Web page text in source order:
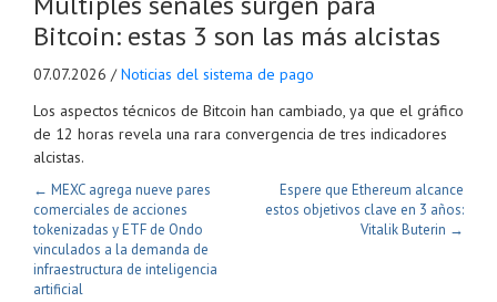
Bitcoin: estas 3 son las más alcistas
07.07.2026 /Noticias del sistema de pago
Los aspectos técnicos de Bitcoin han cambiado, ya que el gráfico
de 12 horas revela una rara convergencia de tres indicadores
alcistas.
← MEXC agrega nueve pares
comerciales de acciones
tokenizadas y ETF de Ondo
vinculados a la demanda de
infraestructura de inteligencia
artificial
Espere que Ethereum alcance
estos objetivos clave en 3 años:
Vitalik Buterin →